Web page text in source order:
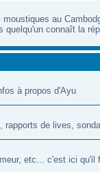
au
connaît la
à propos d'Ayu
rapports de lives,
etc... c'est ici qu'il